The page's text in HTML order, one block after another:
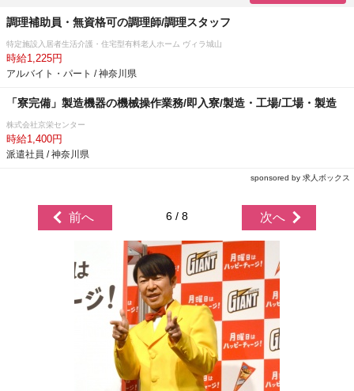
調理補助員・無資格可の調理師/調理スタッフ
特定施設入居者生活介護・住宅型有料老人ホーム ヴィラ城山
時給1,225円
アルバイト・パート / 神奈川県
「寮完備」製造機器の機械操作業務/即入寮/製造・工場/工場・製造
株式会社京栄センター
時給1,400円
派遣社員 / 神奈川県
sponsored by 求人ボックス
前へ 6 / 8 次へ